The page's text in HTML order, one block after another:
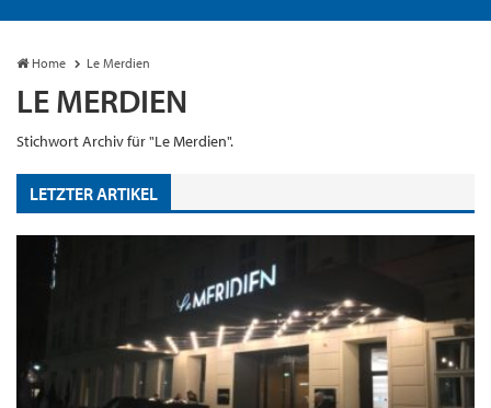
Home Le Merdien
LE MERDIEN
Stichwort Archiv für "Le Merdien".
LETZTER ARTIKEL